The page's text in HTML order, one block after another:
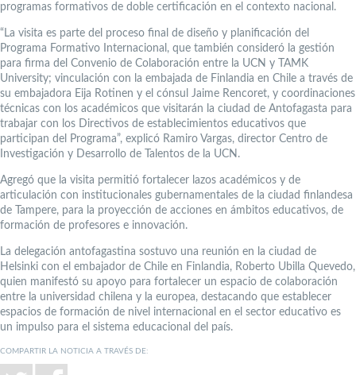
programas formativos de doble certificación en el contexto nacional.
“La visita es parte del proceso final de diseño y planificación del
Programa Formativo Internacional, que también consideró la gestión
para firma del Convenio de Colaboración entre la UCN y TAMK
University; vinculación con la embajada de Finlandia en Chile a través de
su embajadora Eija Rotinen y el cónsul Jaime Rencoret, y coordinaciones
técnicas con los académicos que visitarán la ciudad de Antofagasta para
trabajar con los Directivos de establecimientos educativos que
participan del Programa”, explicó Ramiro Vargas, director Centro de
Investigación y Desarrollo de Talentos de la UCN.
Agregó que la visita permitió fortalecer lazos académicos y de
articulación con institucionales gubernamentales de la ciudad finlandesa
de Tampere, para la proyección de acciones en ámbitos educativos, de
formación de profesores e innovación.
La delegación antofagastina sostuvo una reunión en la ciudad de
Helsinki con el embajador de Chile en Finlandia, Roberto Ubilla Quevedo,
quien manifestó su apoyo para fortalecer un espacio de colaboración
entre la universidad chilena y la europea, destacando que establecer
espacios de formación de nivel internacional en el sector educativo es
un impulso para el sistema educacional del país.
COMPARTIR LA NOTICIA A TRAVÉS DE: